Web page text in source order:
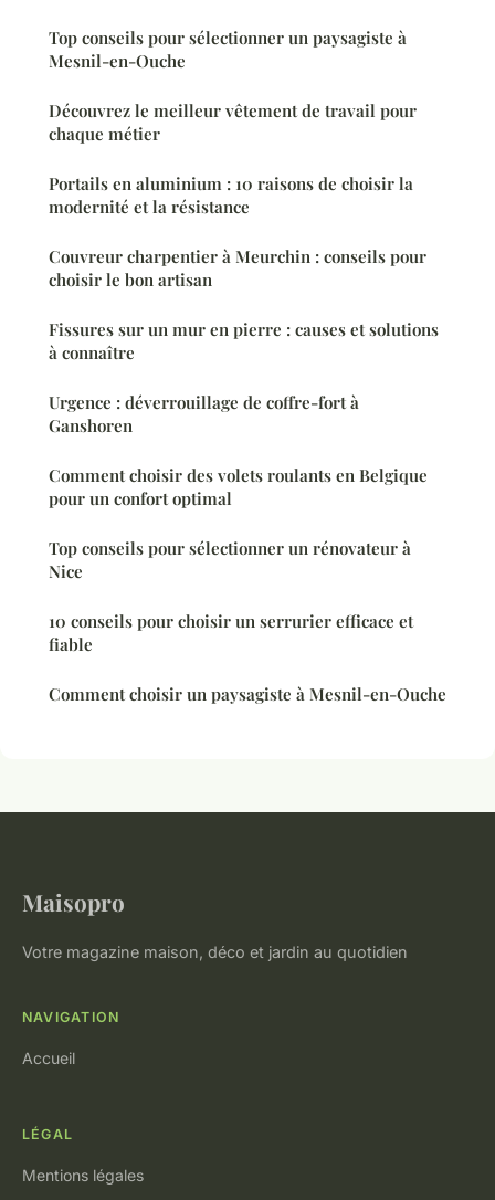
Top conseils pour sélectionner un paysagiste à
Mesnil-en-Ouche
Découvrez le meilleur vêtement de travail pour
chaque métier
Portails en aluminium : 10 raisons de choisir la
modernité et la résistance
Couvreur charpentier à Meurchin : conseils pour
choisir le bon artisan
Fissures sur un mur en pierre : causes et solutions
à connaître
Urgence : déverrouillage de coffre-fort à
Ganshoren
Comment choisir des volets roulants en Belgique
pour un confort optimal
Top conseils pour sélectionner un rénovateur à
Nice
10 conseils pour choisir un serrurier efficace et
fiable
Comment choisir un paysagiste à Mesnil-en-Ouche
Maisopro
Votre magazine maison, déco et jardin au quotidien
NAVIGATION
Accueil
LÉGAL
Mentions légales